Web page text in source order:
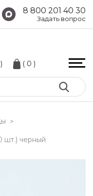
8 800 201 40 30
Задать вопрос
( 0 )
>
шт.) черный